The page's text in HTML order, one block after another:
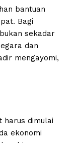
bantuan
Bagi
sekadar
dan
mengayomi,
harus dimulai
ekonomi